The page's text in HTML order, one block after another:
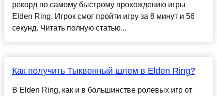
рекорд по самому быстрому прохождению игры
Elden Ring. Игрок смог пройти игру за 8 минут и 56
секунд. Читать полную статью...
Как получить Тыквенный шлем в Elden Ring?
В Elden Ring, как и в большинстве ролевых игр от